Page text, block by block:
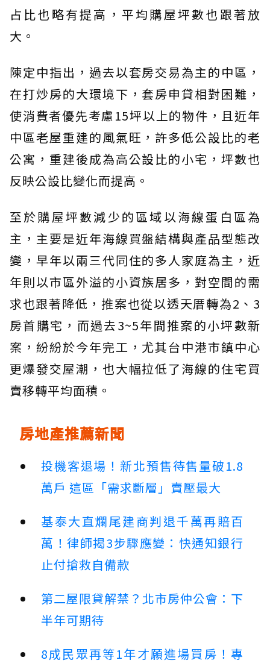
占比也略有提高，平均購屋坪數也跟著放
大。
陳定中指出，過去以套房交易為主的中區，
在打炒房的大環境下，套房申貸相對困難，
使消費者優先考慮15坪以上的物件，且近年
中區老屋重建的風氣旺，許多低公設比的老
公寓，重建後成為高公設比的小宅，坪數也
反映公設比變化而提高。
至於購屋坪數減少的區域以海線蛋白區為
主，主要是近年海線買盤結構與產品型態改
變，早年以兩三代同住的多人家庭為主，近
年則以市區外溢的小資族居多，對空間的需
求也跟著降低，推案也從以透天厝轉為2、3
房首購宅，而過去3~5年間推案的小坪數新
案，紛紛於今年完工，尤其台中港市鎮中心
更爆發交屋潮，也大幅拉低了海線的住宅買
賣移轉平均面積。
房地產推薦新聞
投機客退場！新北預售待售量破1.8
萬戶 這區「需求斷層」賣壓最大
基泰大直爛尾建商判退千萬再賠百
萬！律師揭3步驟應變：快通知銀行
止付搶救自備款
第二屋限貸解禁？北市房仲公會：下
半年可期待
8成民眾再等1年才願進場買房！專